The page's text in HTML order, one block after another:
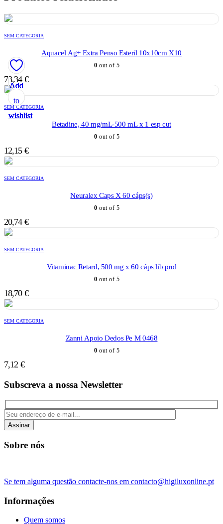
Add
to
wishlist
SEM CATEGORIA
Aquacel Ag+ Extra Penso Esteril 10x10cm X10
0 out of 5
73,34 €
Add
to
wishlist
SEM CATEGORIA
Betadine, 40 mg/mL-500 mL x 1 esp cut
0 out of 5
12,15 €
Add
to
wishlist
SEM CATEGORIA
Neuralex Caps X 60 cáps(s)
0 out of 5
20,74 €
Add
to
wishlist
SEM CATEGORIA
Vitaminac Retard, 500 mg x 60 cáps lib prol
0 out of 5
18,70 €
Add
to
wishlist
SEM CATEGORIA
Zanni Apoio Dedos Pe M 0468
0 out of 5
7,12 €
Subscreva a nossa Newsletter
Assinar
Sobre nós
Se tem alguma questão contacte-nos em contacto@higiluxonline.pt
Informações
Quem somos